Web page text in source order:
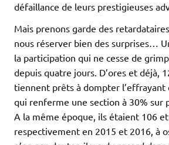
défaillance de leurs prestigieuses
Mais prenons garde des
nous réserver bien des surprises…
la participation qui ne cesse de
depuis quatre jours. D’ores et déjà,
tiennent prêts à dompter l’effrayant
qui renferme une section à 30% sur
A la même époque, ils étaient 106
respectivement en 2015 et 2016, à